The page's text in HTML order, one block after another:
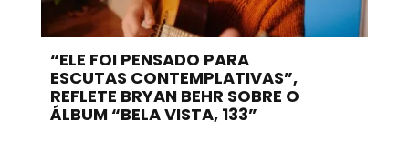
“ELE FOI PENSADO PARA
ESCUTAS CONTEMPLATIVAS”,
REFLETE BRYAN BEHR SOBRE O
ÁLBUM “BELA VISTA, 133”